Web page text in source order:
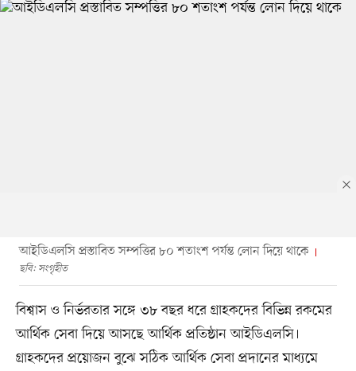
আইডিএলসি প্রস্তাবিত সম্পত্তির ৮০ শতাংশ পর্যন্ত লোন দিয়ে থাকে
ছবি: সংগৃহীত
বিশ্বাস ও নির্ভরতার সঙ্গে ৩৮ বছর ধরে গ্রাহকদের বিভিন্ন রকমের
আর্থিক সেবা দিয়ে আসছে আর্থিক প্রতিষ্ঠান আইডিএলসি।
গ্রাহকদের প্রয়োজন বুঝে সঠিক আর্থিক সেবা প্রদানের মাধ্যমে